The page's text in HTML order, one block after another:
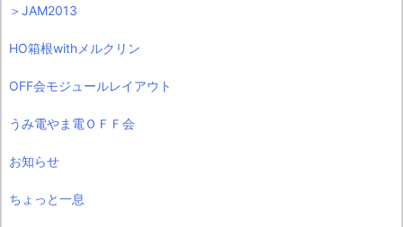
＞JAM2013
HO箱根withメルクリン
OFF会モジュールレイアウト
うみ電やま電ＯＦＦ会
お知らせ
ちょっと一息